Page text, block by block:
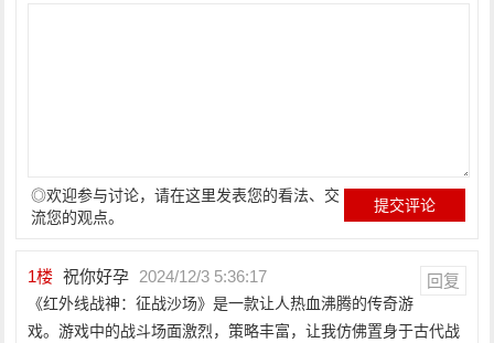
◎欢迎参与讨论，请在这里发表您的看法、交
流您的观点。
1楼 祝你好孕 2024/12/3 5:36:17 回复
《红外线战神：征战沙场》是一款让人热血沸腾的传奇游
戏。游戏中的战斗场面激烈，策略丰富，让我仿佛置身于古代战